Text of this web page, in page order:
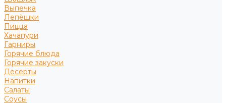
Выпечка
Лепёшки
Пицца
Хачапури
Гарниры
Горячие блюда
Горячие закуски
Десерты
Напитки
Салаты
Соусы